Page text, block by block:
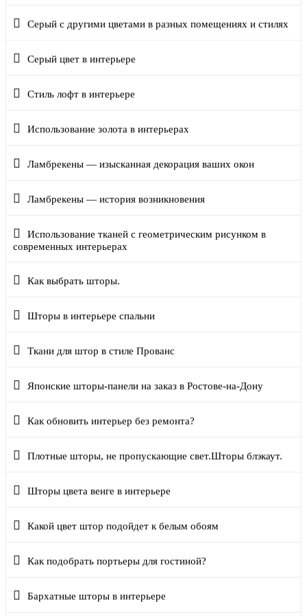
Серый с другими цветами в разных помещениях и стилях
Серый цвет в интерьере
Стиль лофт в интерьере
Использование золота в интерьерах
Ламбрекены — изысканная декорация ваших окон
Ламбрекены — история возникновения
Использование тканей с геометрическим рисунком в
современных интерьерах
Как выбрать шторы.
Шторы в интерьере спальни
Ткани для штор в стиле Прованс
Японские шторы-панели на заказ в Ростове-на-Дону
Как обновить интерьер без ремонта?
Плотные шторы, не пропускающие свет.Шторы блэкаут.
Шторы цвета венге в интерьере
Какой цвет штор подойдет к белым обоям
Как подобрать портьеры для гостиной?
Бархатные шторы в интерьере